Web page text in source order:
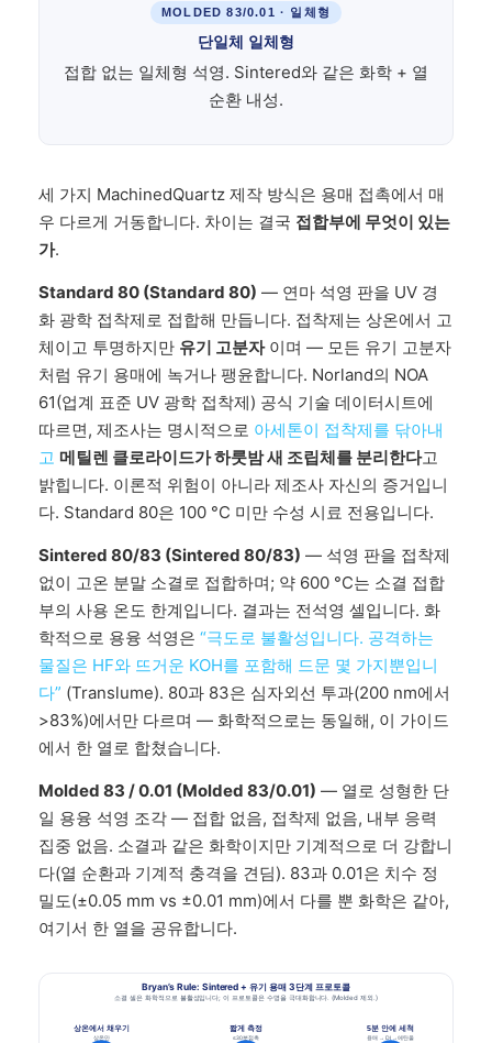
MOLDED 83/0.01 · 일체형
단일체 일체형
접합 없는 일체형 석영. Sintered와 같은 화학 + 열
순환 내성.
세 가지 MachinedQuartz 제작 방식은 용매 접촉에서 매
우 다르게 거동합니다. 차이는 결국 접합부에 무엇이 있는
가.
Standard 80 (Standard 80) — 연마 석영 판을 UV 경
화 광학 접착제로 접합해 만듭니다. 접착제는 상온에서 고
체이고 투명하지만 유기 고분자이며 — 모든 유기 고분자
처럼 유기 용매에 녹거나 팽윤합니다. Norland의 NOA
61(업계 표준 UV 광학 접착제) 공식 기술 데이터시트에
따르면, 제조사는 명시적으로 아세톤이 접착제를 닦아내
고 메틸렌 클로라이드가 하룻밤 새 조립체를 분리한다고
밝힙니다. 이론적 위험이 아니라 제조사 자신의 증거입니
다. Standard 80은 100 °C 미만 수성 시료 전용입니다.
Sintered 80/83 (Sintered 80/83) — 석영 판을 접착제
없이 고온 분말 소결로 접합하며; 약 600 °C는 소결 접합
부의 사용 온도 한계입니다. 결과는 전석영 셀입니다. 화
학적으로 용융 석영은 “극도로 불활성입니다. 공격하는
물질은 HF와 뜨거운 KOH를 포함해 드문 몇 가지뿐입니
다” (Translume). 80과 83은 심자외선 투과(200 nm에서
>83%)에서만 다르며 — 화학적으로는 동일해, 이 가이드
에서 한 열로 합쳤습니다.
Molded 83 / 0.01 (Molded 83/0.01) — 열로 성형한 단
일 용융 석영 조각 — 접합 없음, 접착제 없음, 내부 응력
집중 없음. 소결과 같은 화학이지만 기계적으로 더 강합니
다(열 순환과 기계적 충격을 견딤). 83과 0.01은 치수 정
밀도(±0.05 mm vs ±0.01 mm)에서 다를 뿐 화학은 같아,
여기서 한 열을 공유합니다.
Bryan’s Rule: Sintered + 유기 용매 3단계 프로토콜
소결 셀은 화학적으로 불활성입니다; 이 프로토콜은 수명을 극대화합니다. (Molded 제외.)
상온에서 채우기
상온만
짧게 측정
≤30분 접촉
5분 안에 세척
용매 → DI → 에탄올